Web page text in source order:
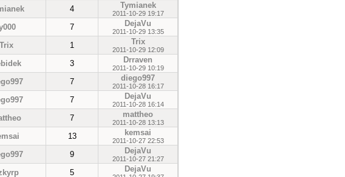
4 Tymianek
2011-10-29 19:17
7 DejaVu
2011-10-29 13:35
Trix 1 Trix
2011-10-29 12:09
3 Drraven
2011-10-29 10:19
7 diego997
2011-10-28 16:17
7 DejaVu
2011-10-28 16:14
7 mattheo
2011-10-28 13:13
13 kemsai
2011-10-27 22:53
9 DejaVu
2011-10-27 21:27
5 DejaVu